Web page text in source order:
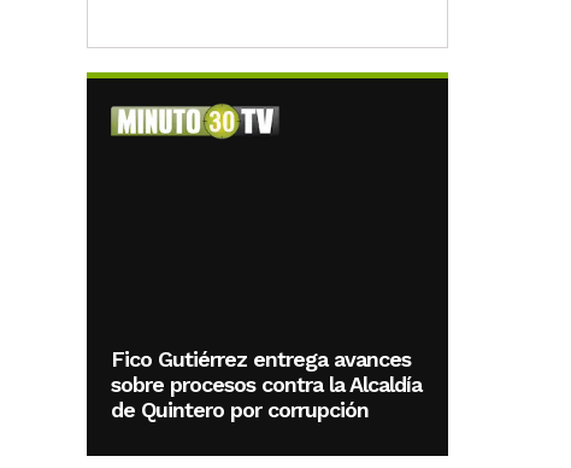
Fico Gutiérrez entrega avances
sobre procesos contra la Alcaldía
de Quintero por corrupción